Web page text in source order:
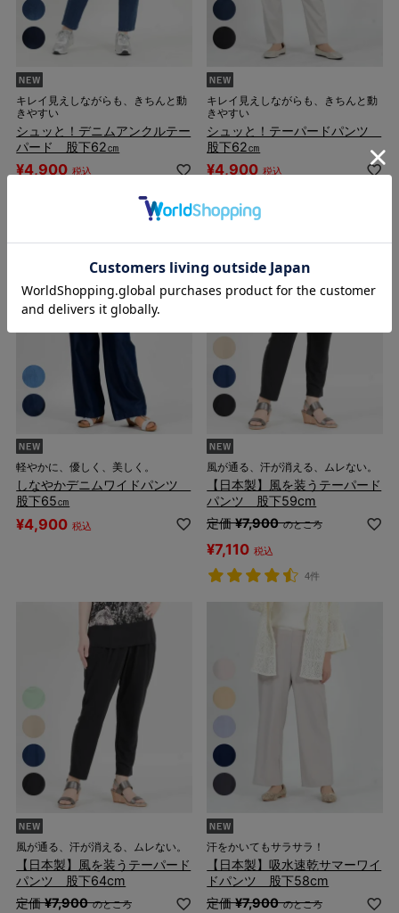
キレイ見えしながらも、きちんと動
きやすい
シュッと！デニムアンクルテー
パード 股下62㎝
¥4,900 税込
キレイ見えしながらも、きちんと動
きやすい
シュッと！テーパードパンツ
股下62㎝
¥4,900 税込
軽やかに、優しく、美しく。
しなやかデニムワイドパンツ
股下65㎝
¥4,900 税込
風が通る、汗が消える、ムレない。
【日本製】風を装うテーパード
パンツ 股下59cm
定価 ¥7,900 のところ
¥7,110 税込
4件
風が通る、汗が消える、ムレない。
【日本製】風を装うテーパード
パンツ 股下64cm
定価 ¥7,900 のところ
汗をかいてもサラサラ！
【日本製】吸水速乾サマーワイ
ドパンツ 股下58cm
定価 ¥7,900 のところ